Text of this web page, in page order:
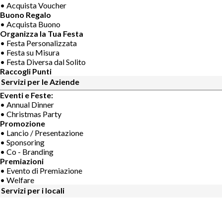
• Acquista Voucher
Buono Regalo
• Acquista Buono
Organizza la Tua Festa
• Festa Personalizzata
• Festa su Misura
• Festa Diversa dal Solito
Raccogli Punti
Servizi per le Aziende
Eventi e Feste:
• Annual Dinner
• Christmas Party
Promozione
• Lancio / Presentazione
• Sponsoring
• Co - Branding
Premiazioni
• Evento di Premiazione
• Welfare
Servizi per i locali